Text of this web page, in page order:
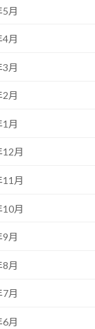
月
月
月
月
月
月
月
月
月
月
月
月